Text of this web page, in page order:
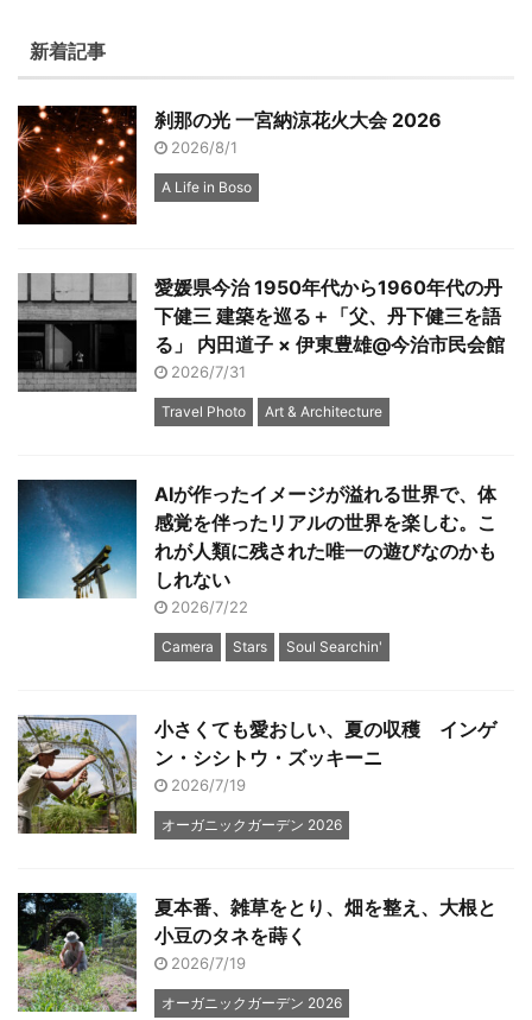
新着記事
刹那の光 一宮納涼花火大会 2026
2026/8/1
A Life in Boso
愛媛県今治 1950年代から1960年代の丹
下健三 建築を巡る＋「父、丹下健三を語
る」 内田道子 × 伊東豊雄@今治市民会館
2026/7/31
Travel Photo Art & Architecture
AIが作ったイメージが溢れる世界で、体
感覚を伴ったリアルの世界を楽しむ。こ
れが人類に残された唯一の遊びなのかも
しれない
2026/7/22
Camera Stars Soul Searchin'
小さくても愛おしい、夏の収穫 インゲ
ン・シシトウ・ズッキーニ
2026/7/19
オーガニックガーデン 2026
夏本番、雑草をとり、畑を整え、大根と
小豆のタネを蒔く
2026/7/19
オーガニックガーデン 2026